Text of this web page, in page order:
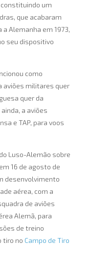
um
que acabaram
Alemanha em 1973,
seu dispositivo
como
aviões militares quer
quer da
a aviões
e TAP, para voos
Luso-Alemão sobre
16 de agosto de
desenvolvimento
aérea, com a
de aviões
Alemã, para
de treino
tiro no Campo de Tiro